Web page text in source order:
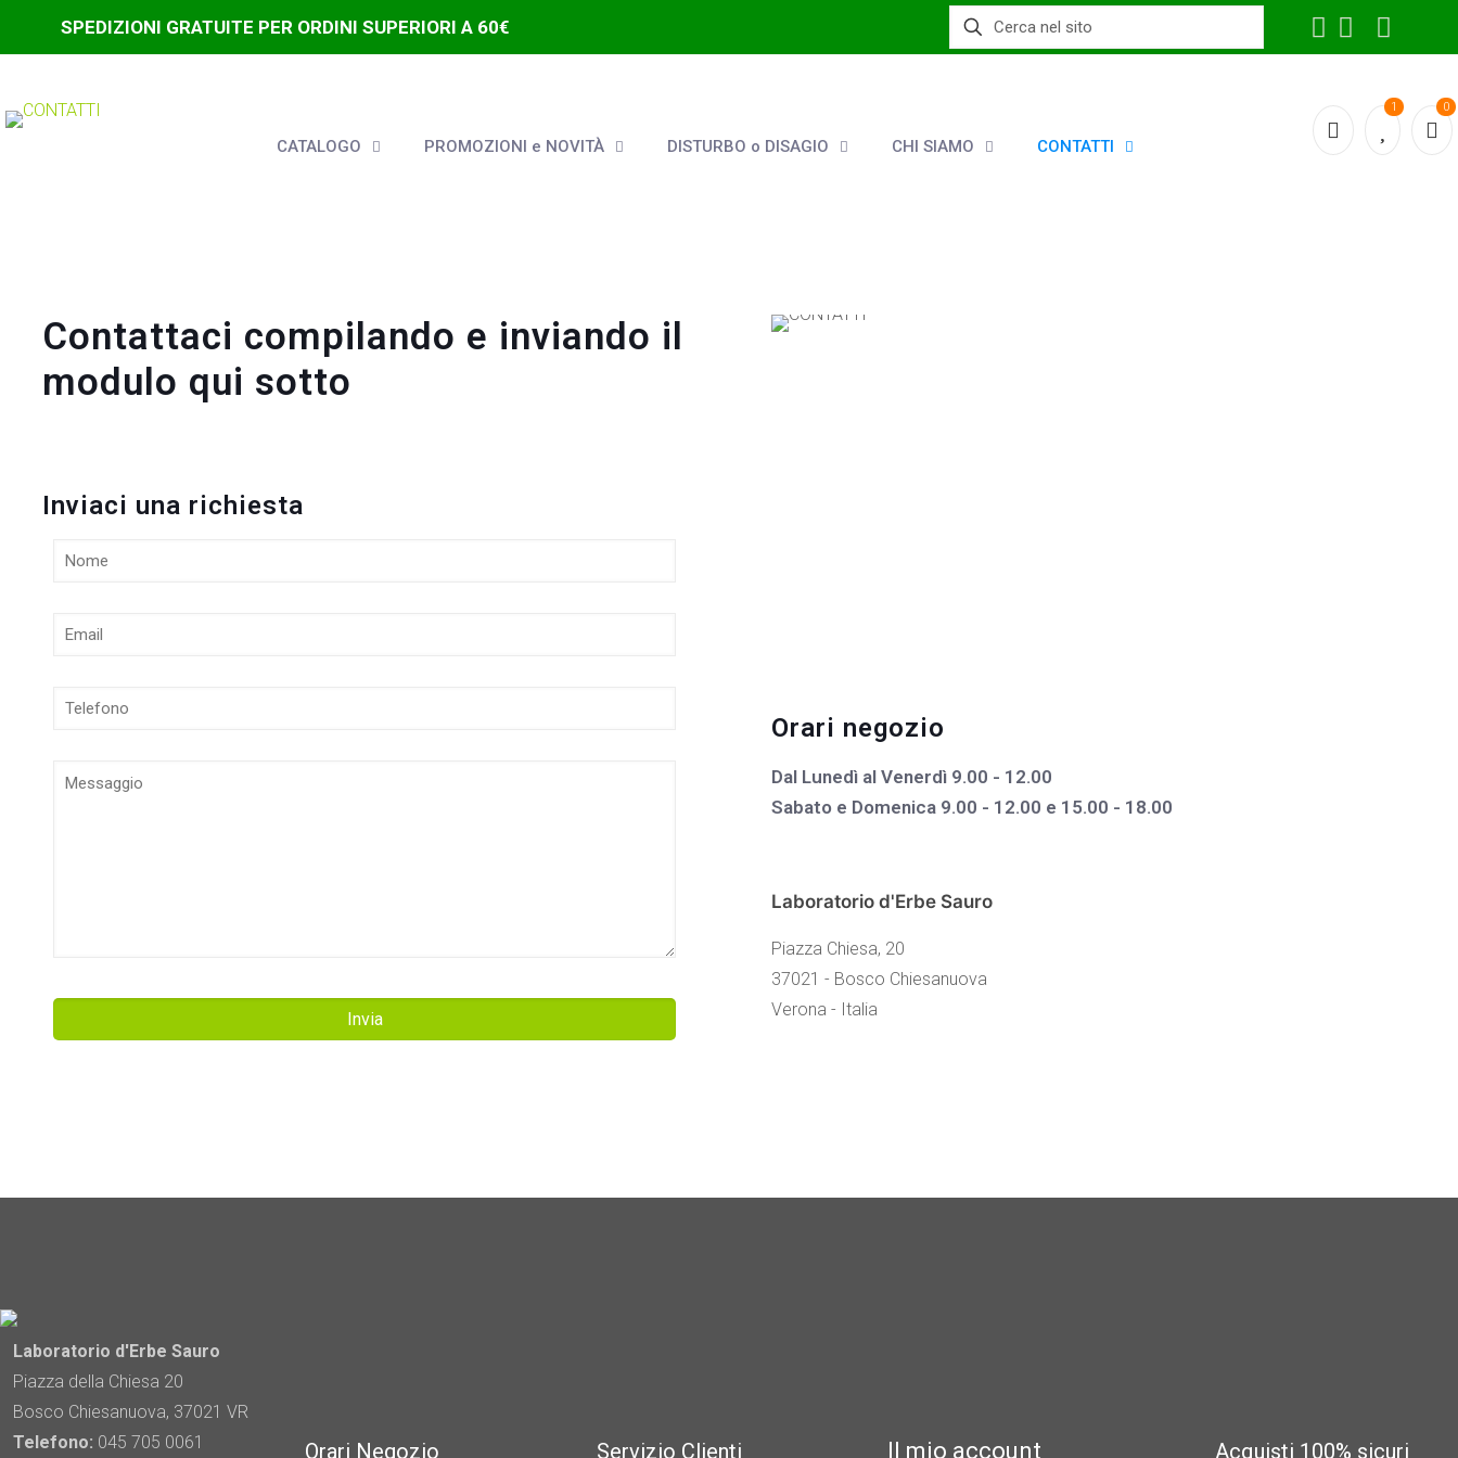
SPEDIZIONI GRATUITE PER ORDINI SUPERIORI A 60€
CATALOGO PROMOZIONI e NOVITÀ DISTURBO o DISAGIO CHI SIAMO CONTATTI
1 0
Contattaci compilando e inviando il
modulo qui sotto
Inviaci una richiesta
Orari negozio
Dal Lunedì al Venerdì 9.00 - 12.00
Sabato e Domenica 9.00 - 12.00 e 15.00 - 18.00
Laboratorio d'Erbe Sauro
Piazza Chiesa, 20
37021 - Bosco Chiesanuova
Verona - Italia
Laboratorio d'Erbe Sauro
Piazza della Chiesa 20
Bosco Chiesanuova, 37021 VR
Telefono: 045 705 0061 Orari Negozio Servizio Clienti Il mio account Acquisti 100% sicuri